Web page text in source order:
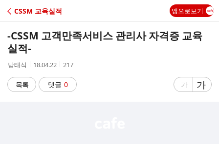
C
CSSM 교육실적 앱으로보기
-CSSM 고객만족서비스 관리사 자격증 교육
실적-
작
자
남태석
작
시
간
18.04.22
조
수
217
목록 댓글 0
글
가
글
자
가